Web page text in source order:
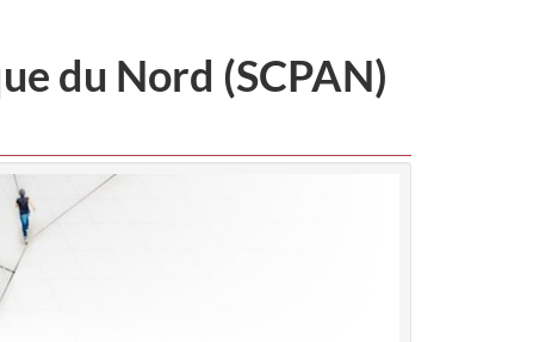
du Nord (SCPAN)